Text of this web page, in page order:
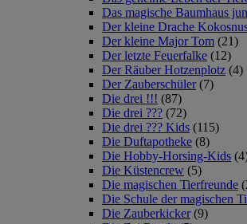
Das magische Baumhaus
Der kleine Drache
Der kleine Major Tom (21)
Der letzte Feuerfalke (12)
Der Räuber Hotzenplotz (4)
Der Zauberschüler (7)
Die drei !!! (87)
Die drei ??? (72)
Die drei ??? Kids (115)
Die Duftapotheke (8)
Die Hobby-Horsing-Kids
Die Küstencrew (5)
Die magischen Tierfreunde
Die Schule der magischen
Die Zauberkicker (9)